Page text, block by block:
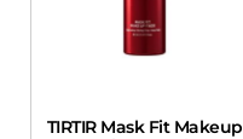
TIRTIR Mask Fit Makeup